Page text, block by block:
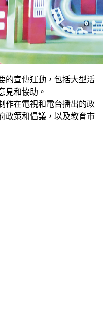
的宣傳運動，包括大型活
見和協助。
作在電視和電台播出的政
政策和倡議，以及教育市